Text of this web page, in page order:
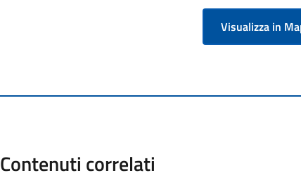
Visualizza in
Contenuti correlati